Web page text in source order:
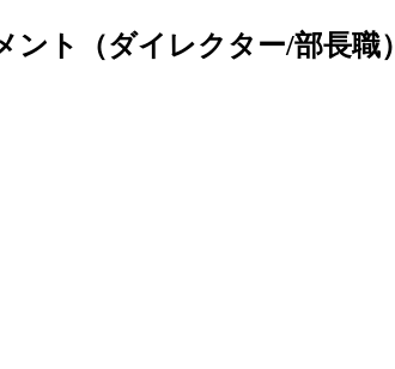
ト（ダイレクター/部長職）